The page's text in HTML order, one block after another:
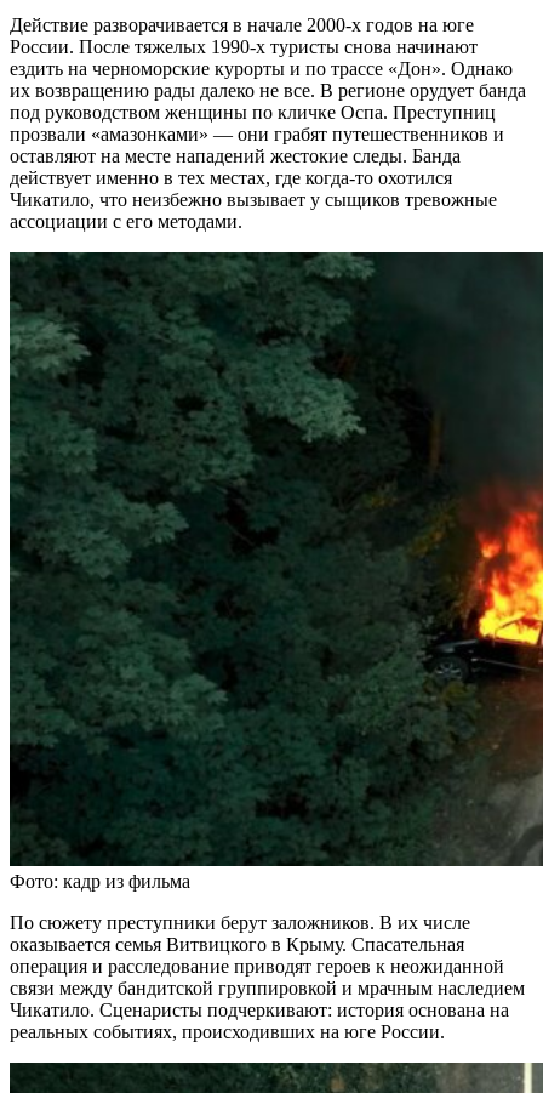
Действие разворачивается в начале 2000-х годов на юге
России. После тяжелых 1990-х туристы снова начинают
ездить на черноморские курорты и по трассе «Дон». Однако
их возвращению рады далеко не все. В регионе орудует банда
под руководством женщины по кличке Оспа. Преступниц
прозвали «амазонками» — они грабят путешественников и
оставляют на месте нападений жестокие следы. Банда
действует именно в тех местах, где когда-то охотился
Чикатило, что неизбежно вызывает у сыщиков тревожные
ассоциации с его методами.
Фото: кадр из фильма
По сюжету преступники берут заложников. В их числе
оказывается семья Витвицкого в Крыму. Спасательная
операция и расследование приводят героев к неожиданной
связи между бандитской группировкой и мрачным наследием
Чикатило. Сценаристы подчеркивают: история основана на
реальных событиях, происходивших на юге России.